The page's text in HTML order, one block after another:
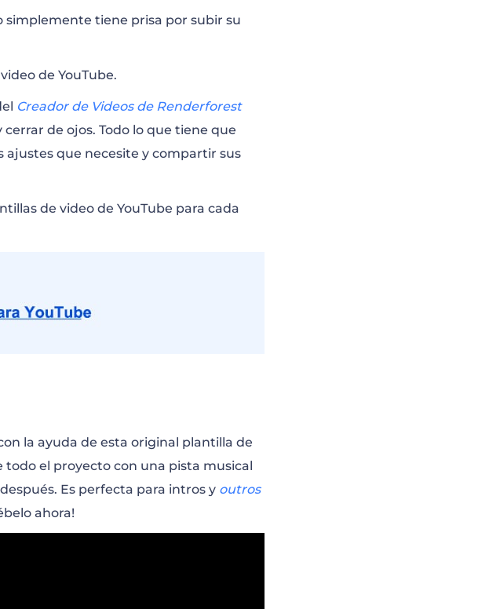
simplemente tiene prisa por subir su
de YouTube.
Creador de Videos de Renderforest
de ojos. Todo lo que tiene que
ajustes que necesite y compartir sus
de video de YouTube para cada
la ayuda de esta original plantilla de
el proyecto con una pista musical
Es perfecta para intros y outros
ahora!